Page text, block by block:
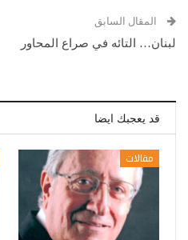
المقال السابق
لبنان… التائه في صراع المحاور
قد يعجبك ايضا
مقالات